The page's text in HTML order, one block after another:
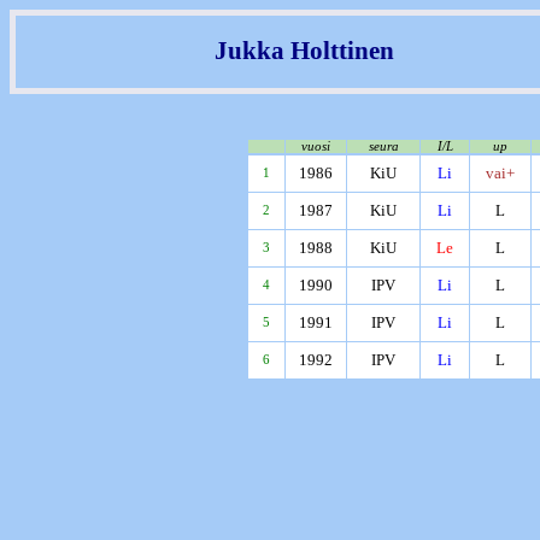
Jukka Holttinen
vuosi seura I/L
up
1
1986 KiU Li vai+
2 1987 KiU Li L
3 1988 KiU Le L
4 1990 IPV Li L
5 1991 IPV Li L
6 1992 IPV Li L